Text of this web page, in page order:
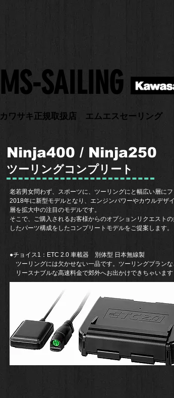
​MS-SAILING
​カワサキ正規取扱店 エムエスセーリング
Ninja400 / Ninja250
ツーリングコンプリート
老若男女問わず、スポーツに、ツーリングにと幅広い層に
2018年に新型モデルとなり、エンジンパワーやカウルデザ
​層を拡大中の注目のモデルです。
そこで、ご購入されるお客様からのオプションリクエスト
したパーツ構成をしたコンプリートモデルをご提案します。
​●チョイス1：ETC 2.0 車載器 別体型 日本無線製
ツーリングには欠かせない一品です。ツーリングプランな
リースナブルな高速料金で郊外へお出かけできちゃいます